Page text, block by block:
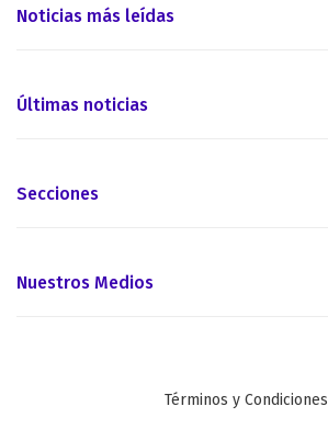
Noticias más leídas
Últimas noticias
Secciones
Nuestros Medios
Términos y Condiciones